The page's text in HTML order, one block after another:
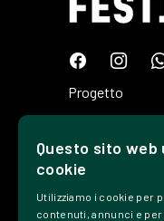
Progetto
Tickets
Precedenti
Questo sito web
cookie
Utilizziamo i cookie per
contenuti, annunci e